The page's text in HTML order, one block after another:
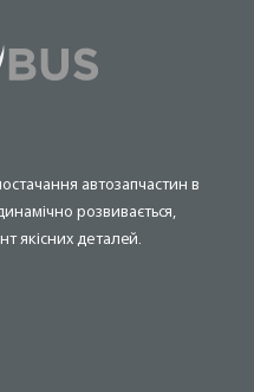
автозапчастин в
розвивається,
якісних деталей.